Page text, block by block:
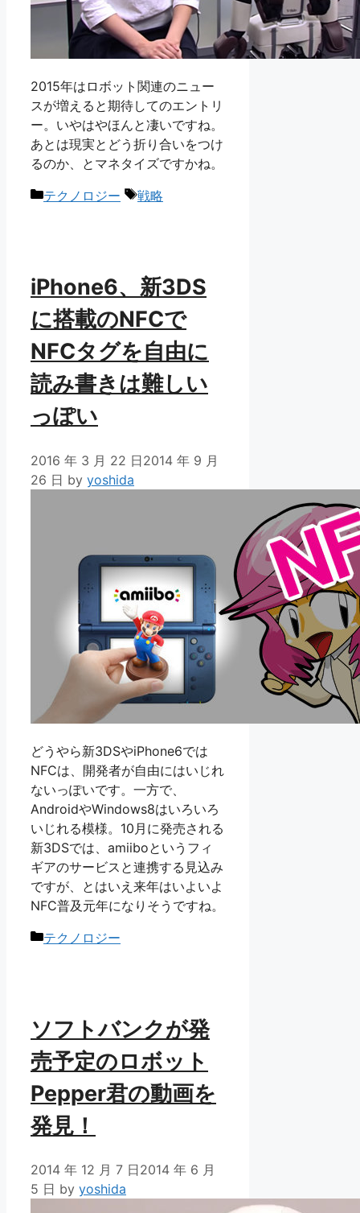
2015年はロボット関連のニュー
スが増えると期待してのエントリ
ー。いやはやほんと凄いですね。
あとは現実とどう折り合いをつけ
るのか、とマネタイズですかね。
カ
テクノロジー
タ
戦略
iPhone6、新3DS
に搭載のNFCで
NFCタグを自由に
読み書きは難しい
っぽい
2016 年 3 月 22 日2014 年 9 月
26 日 by yoshida
どうやら新3DSやiPhone6では
NFCは、開発者が自由にはいじれ
ないっぽいです。一方で、
AndroidやWindows8はいろいろ
いじれる模様。10月に発売される
新3DSでは、amiiboというフィ
ギアのサービスと連携する見込み
ですが、とはいえ来年はいよいよ
NFC普及元年になりそうですね。
カ
テクノロジー
ソフトバンクが発
売予定のロボット
Pepper君の動画を
発見！
2014 年 12 月 7 日2014 年 6 月
5 日 by yoshida